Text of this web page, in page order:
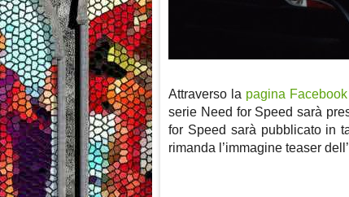
Attraverso la pagina Facebook
serie Need for Speed sarà
for Speed sarà pubblicato in
rimanda l’immagine teaser